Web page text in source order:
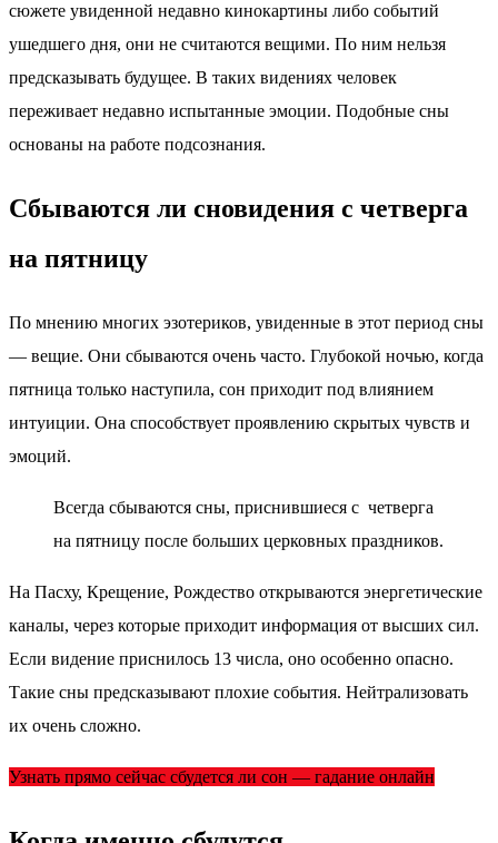
сюжете увиденной недавно кинокартины либо событий
ушедшего дня, они не считаются вещими. По ним нельзя
предсказывать будущее. В таких видениях человек
переживает недавно испытанные эмоции. Подобные сны
основаны на работе подсознания.
Сбываются ли сновидения с четверга
на пятницу
По мнению многих эзотериков, увиденные в этот период сны
— вещие. Они сбываются очень часто. Глубокой ночью, когда
пятница только наступила, сон приходит под влиянием
интуиции. Она способствует проявлению скрытых чувств и
эмоций.
Всегда сбываются сны, приснившиеся с четверга
на пятницу после больших церковных праздников.
На Пасху, Крещение, Рождество открываются энергетические
каналы, через которые приходит информация от высших сил.
Если видение приснилось 13 числа, оно особенно опасно.
Такие сны предсказывают плохие события. Нейтрализовать
их очень сложно.
Узнать прямо сейчас сбудется ли сон — гадание онлайн